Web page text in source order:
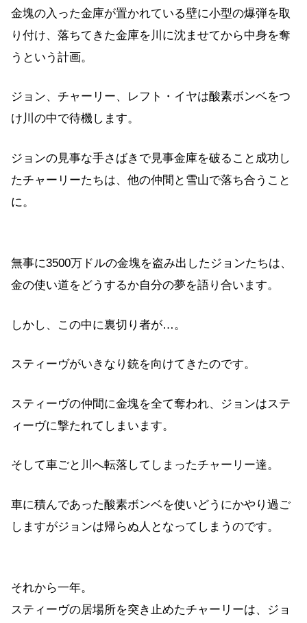
金塊の入った金庫が置かれている壁に小型の爆弾を取
り付け、落ちてきた金庫を川に沈ませてから中身を奪
うという計画。
ジョン、チャーリー、レフト・イヤは酸素ボンベをつ
け川の中で待機します。
ジョンの見事な手さばきで見事金庫を破ること成功し
たチャーリーたちは、他の仲間と雪山で落ち合うこと
に。
無事に3500万ドルの金塊を盗み出したジョンたちは、
金の使い道をどうするか自分の夢を語り合います。
しかし、この中に裏切り者が…。
スティーヴがいきなり銃を向けてきたのです。
スティーヴの仲間に金塊を全て奪われ、ジョンはステ
ィーヴに撃たれてしまいます。
そして車ごと川へ転落してしまったチャーリー達。
車に積んであった酸素ボンベを使いどうにかやり過ご
しますがジョンは帰らぬ人となってしまうのです。
それから一年。
スティーヴの居場所を突き止めたチャーリーは、ジョ